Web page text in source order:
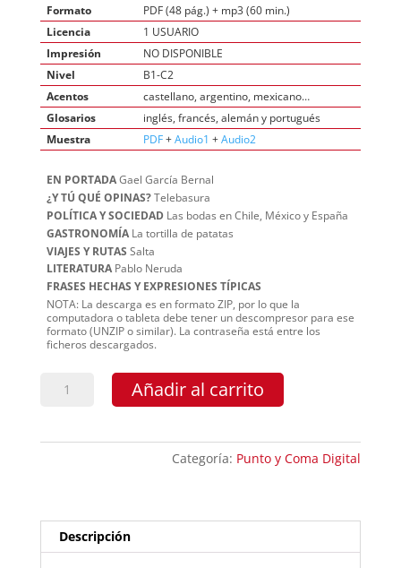
Formato
PDF (48 pág.) + mp3 (60 min.)
Licencia
1 USUARIO
Impresión
NO DISPONIBLE
Nivel
B1-C2
Acentos
castellano, argentino, mexicano…
Glosarios
inglés, francés, alemán y portugués
Muestra
PDF+Audio1 +Audio2
EN PORTADAGael García Bernal
¿Y TÚ QUÉ OPINAS?Telebasura
POLÍTICA Y SOCIEDADLas bodas en Chile, México y España
GASTRONOMÍALa tortilla de patatas
VIAJES Y RUTAS Salta
LITERATURAPablo Neruda
FRASES HECHAS Y EXPRESIONES TÍPICAS
NOTA: La descarga es en formato ZIP, por lo que la
computadora o tableta debe tener un descompresor para ese
formato (UNZIP o similar). La contraseña está entre los
ficheros descargados.
Punto
63
Añadir al carrito
Categoría: Punto y Coma Digital
Descripción